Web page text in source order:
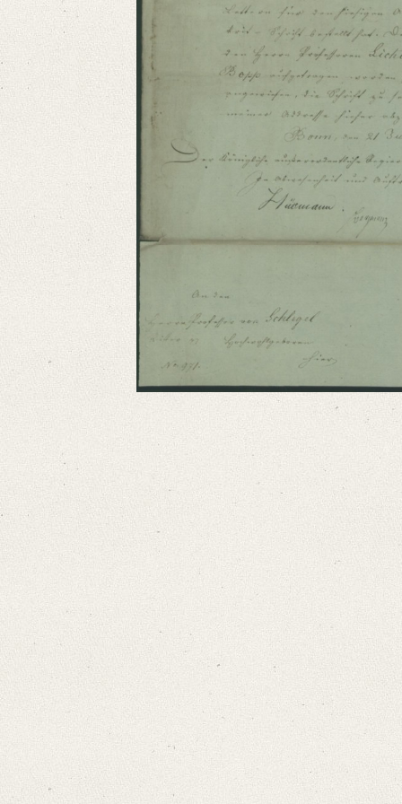
Bamberg, Claudia
Strobel, Jochen